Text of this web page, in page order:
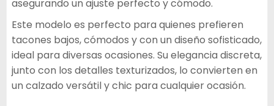
asegurando un ajuste perfecto y cómodo.
Este modelo es perfecto para quienes prefieren
tacones bajos, cómodos y con un diseño sofisticado,
ideal para diversas ocasiones. Su elegancia discreta,
junto con los detalles texturizados, lo convierten en
un calzado versátil y chic para cualquier ocasión.